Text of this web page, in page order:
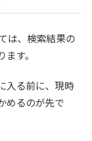
は、検索結果の
す。
入る前に、現時
めるのが先で